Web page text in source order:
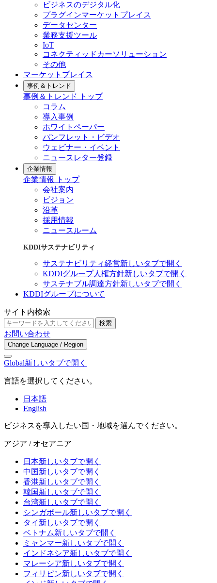
ビジネスのデジタル化
プラグインマーケットプレイス
データセンター
業務支援ツール
IoT
コネクティッドカーソリューション
その他
マーケットプレイス
事例＆トレンド
事例＆トレンド トップ
コラム
導入事例
ホワイトペーパー
パンフレット・ビデオ
ウェビナー・イベント
ニュースレター登録
企業情報
企業情報 トップ
会社案内
ビジョン
沿革
採用情報
ニュースルーム
KDDIサステナビリティ
サステナビリティ経営新しいタブで開く
KDDIグループ人権方針新しいタブで開く
サステナブル調達方針新しいタブで開く
KDDIグループについて
サイト内検索
検索
お問い合わせ
Change Language / Region
Global新しいタブで開く
言語を選択してください。
日本語
English
ビジネスを導入したい国・地域を選んでください。
アジア / オセアニア
日本新しいタブで開く
中国新しいタブで開く
香港新しいタブで開く
韓国新しいタブで開く
台湾新しいタブで開く
シンガポール新しいタブで開く
タイ 新しいタブで開く
ベトナム新しいタブで開く
ミャンマー新しいタブで開く
インドネシア新しいタブで開く
マレーシア新しいタブで開く
フィリピン新しいタブで開く